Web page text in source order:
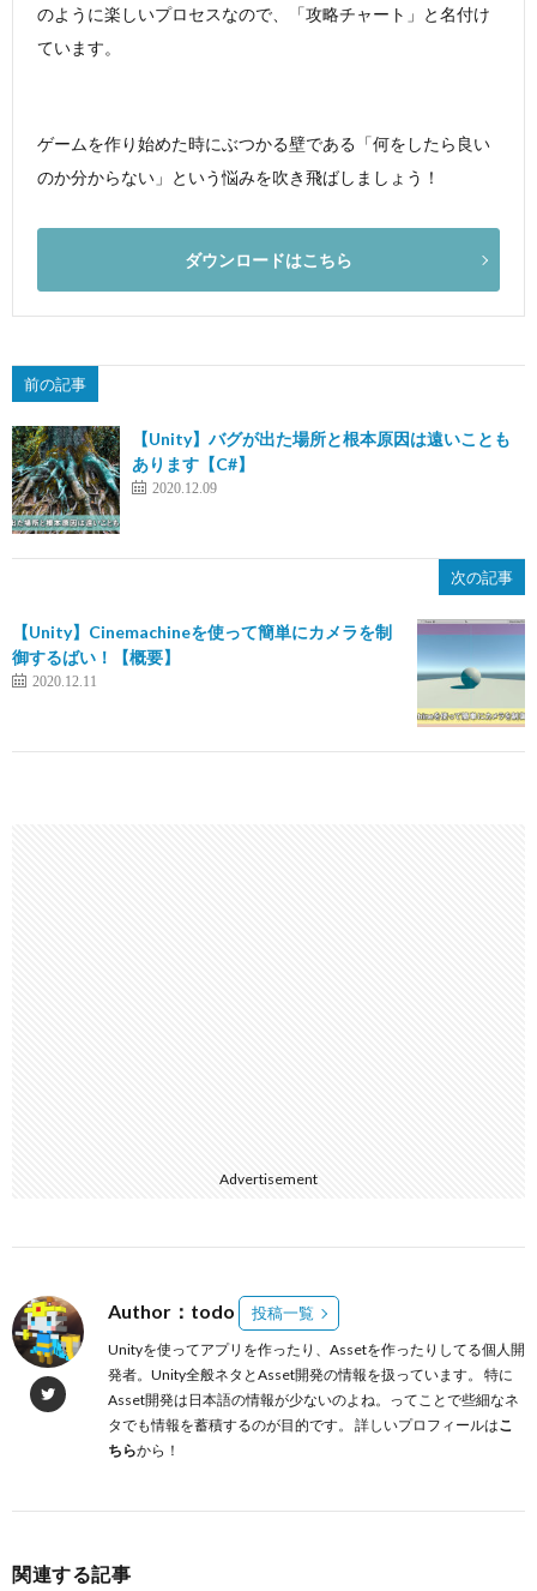
のように楽しいプロセスなので、「攻略チャート」と名付け
ています。
ゲームを作り始めた時にぶつかる壁である「何をしたら良い
のか分からない」という悩みを吹き飛ばしましょう！
ダウンロードはこちら
前の記事
【Unity】バグが出た場所と根本原因は遠いことも
あります【C#】
2020.12.09
次の記事
【Unity】Cinemachineを使って簡単にカメラを制
御するばい！【概要】
2020.12.11
Advertisement
Author：todo 投稿一覧
Unityを使ってアプリを作ったり、Assetを作ったりしてる個人開
発者。Unity全般ネタとAsset開発の情報を扱っています。 特に
Asset開発は日本語の情報が少ないのよね。ってことで些細なネ
タでも情報を蓄積するのが目的です。 詳しいプロフィールはこ
ちらから！
関連する記事